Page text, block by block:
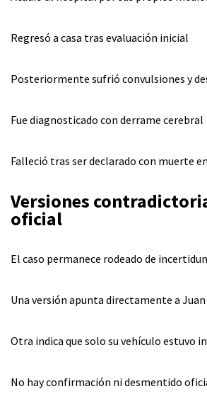
Regresó a casa tras evaluación inicial
Posteriormente sufrió convulsiones y
Fue diagnosticado con derrame cerebral
Falleció tras ser declarado con muerte
Versiones
oficial
El caso permanece rodeado de
Una versión apunta directamente a
Otra indica que solo su vehículo estuvo
No hay confirmación ni desmentido